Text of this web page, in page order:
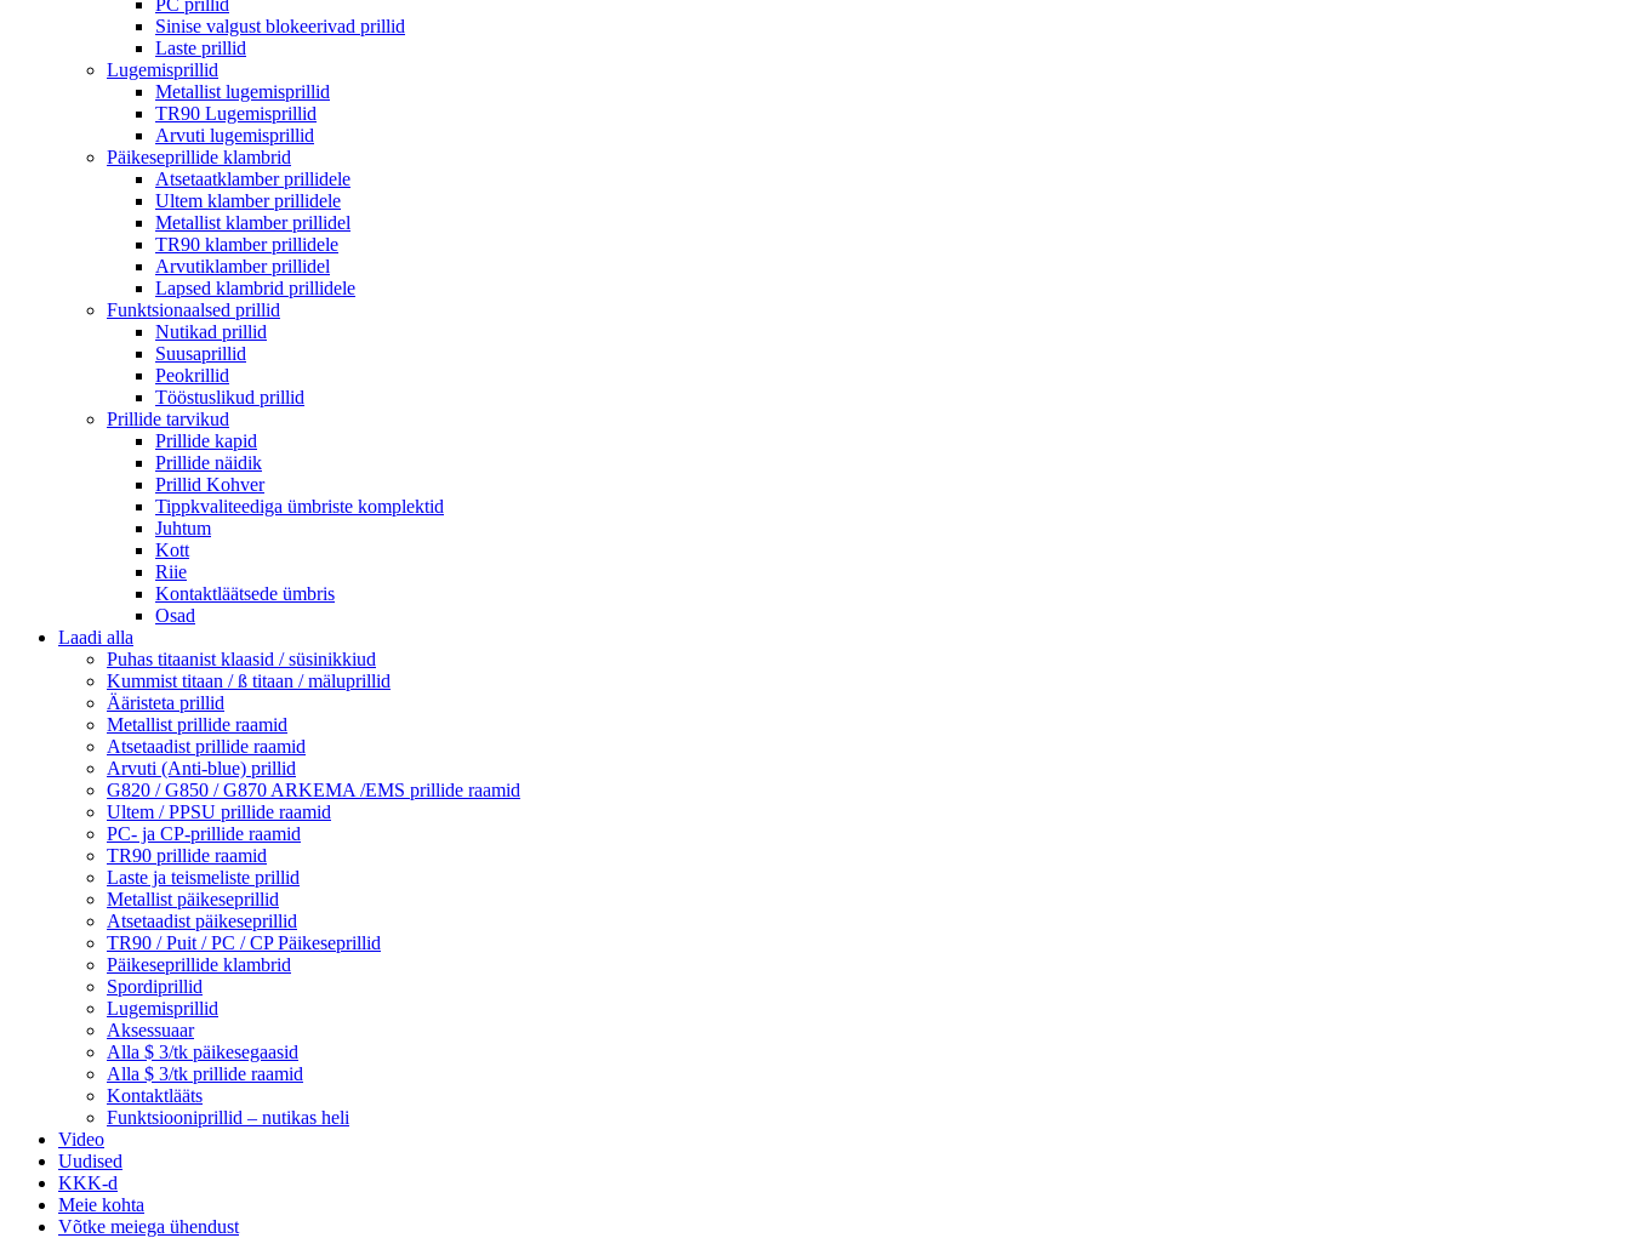
PC prillid
Sinise valgust blokeerivad prillid
Laste prillid
Lugemisprillid
Metallist lugemisprillid
TR90 Lugemisprillid
Arvuti lugemisprillid
Päikeseprillide klambrid
Atsetaatklamber prillidele
Ultem klamber prillidele
Metallist klamber prillidel
TR90 klamber prillidele
Arvutiklamber prillidel
Lapsed klambrid prillidele
Funktsionaalsed prillid
Nutikad prillid
Suusaprillid
Peokrillid
Tööstuslikud prillid
Prillide tarvikud
Prillide kapid
Prillide näidik
Prillid Kohver
Tippkvaliteediga ümbriste komplektid
Juhtum
Kott
Riie
Kontaktläätsede ümbris
Osad
Laadi alla
Puhas titaanist klaasid / süsinikkiud
Kummist titaan / ß titaan / mäluprillid
Ääristeta prillid
Metallist prillide raamid
Atsetaadist prillide raamid
Arvuti (Anti-blue) prillid
G820 / G850 / G870 ARKEMA /EMS prillide raamid
Ultem / PPSU prillide raamid
PC- ja CP-prillide raamid
TR90 prillide raamid
Laste ja teismeliste prillid
Metallist päikeseprillid
Atsetaadist päikeseprillid
TR90 / Puit / PC / CP Päikeseprillid
Päikeseprillide klambrid
Spordiprillid
Lugemisprillid
Aksessuaar
Alla $ 3/tk päikesegaasid
Alla $ 3/tk prillide raamid
Kontaktlääts
Funktsiooniprillid – nutikas heli
Video
Uudised
KKK-d
Meie kohta
Võtke meiega ühendust